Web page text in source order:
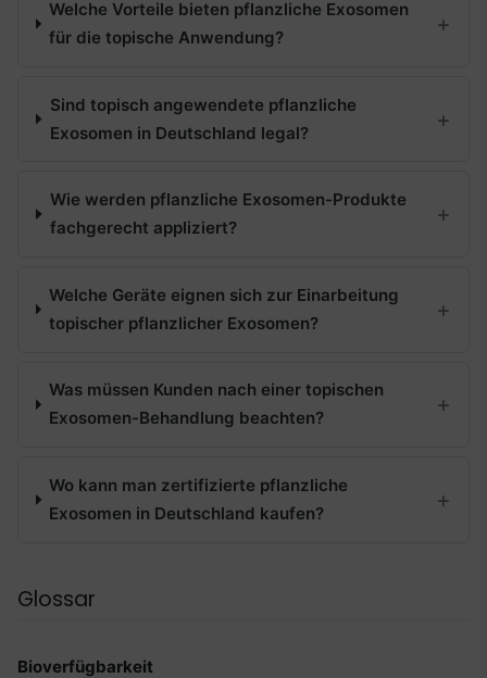
Welche Vorteile bieten pflanzliche Exosomen
für die topische Anwendung?
Sind topisch angewendete pflanzliche
Exosomen in Deutschland legal?
Wie werden pflanzliche Exosomen-Produkte
fachgerecht appliziert?
Welche Geräte eignen sich zur Einarbeitung
topischer pflanzlicher Exosomen?
Was müssen Kunden nach einer topischen
Exosomen-Behandlung beachten?
Wo kann man zertifizierte pflanzliche
Exosomen in Deutschland kaufen?
Glossar
Bioverfügbarkeit